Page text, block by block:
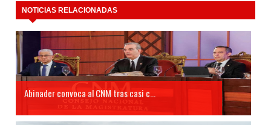
NOTICIAS RELACIONADAS
Abinader convoca al CNM tras casi c...